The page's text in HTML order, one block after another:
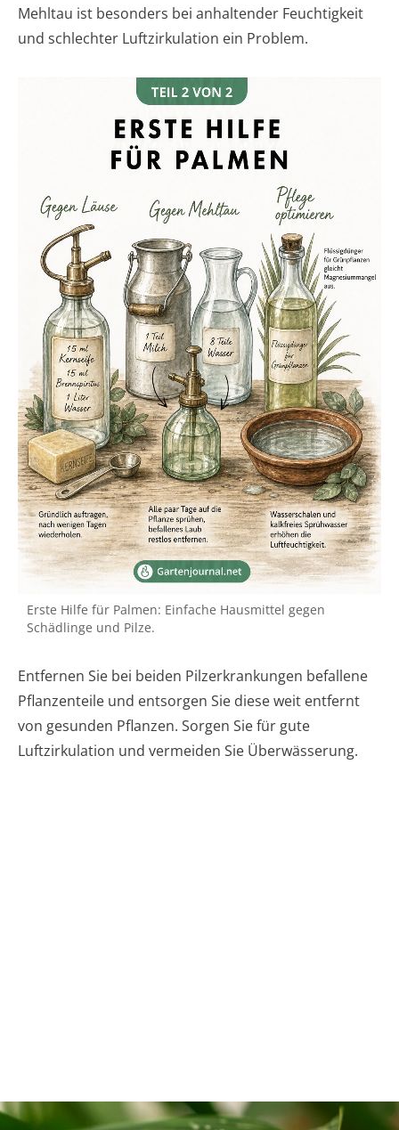
Mehltau ist besonders bei anhaltender Feuchtigkeit
und schlechter Luftzirkulation ein Problem.
Erste Hilfe für Palmen: Einfache Hausmittel gegen
Schädlinge und Pilze.
Entfernen Sie bei beiden Pilzerkrankungen befallene
Pflanzenteile und entsorgen Sie diese weit entfernt
von gesunden Pflanzen. Sorgen Sie für gute
Luftzirkulation und vermeiden Sie Überwässerung.